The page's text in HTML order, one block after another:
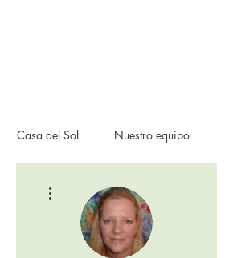
Casa del Sol Nuestro equipo